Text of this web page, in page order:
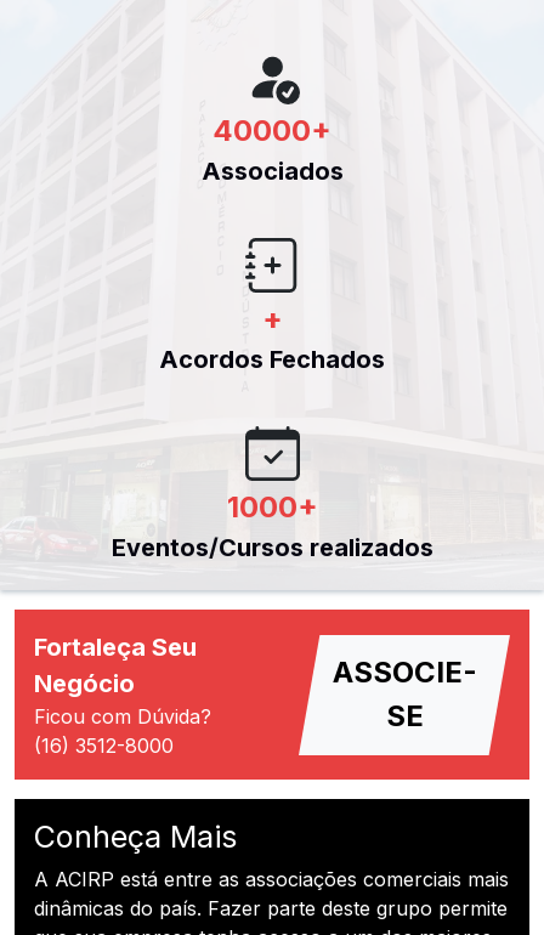
40000+
Associados
+
Acordos Fechados
1000+
Eventos/Cursos realizados
Fortaleça Seu
Negócio
Ficou com Dúvida?
(16) 3512-8000
ASSOCIE-
SE
Conheça Mais
A ACIRP está entre as associações comerciais mais
dinâmicas do país. Fazer parte deste grupo permite